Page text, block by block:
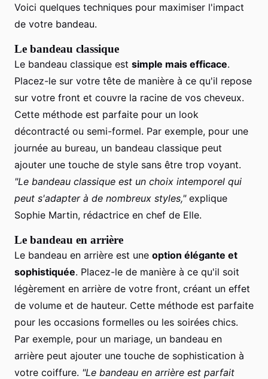
Voici quelques techniques pour maximiser l'impact
de votre bandeau.
Le bandeau classique
Le bandeau classique est simple mais efficace.
Placez-le sur votre tête de manière à ce qu'il repose
sur votre front et couvre la racine de vos cheveux.
Cette méthode est parfaite pour un look
décontracté ou semi-formel. Par exemple, pour une
journée au bureau, un bandeau classique peut
ajouter une touche de style sans être trop voyant.
"Le bandeau classique est un choix intemporel qui
peut s'adapter à de nombreux styles,"explique
Sophie Martin, rédactrice en chef de Elle.
Le bandeau en arrière
Le bandeau en arrière est une option élégante et
sophistiquée. Placez-le de manière à ce qu'il soit
légèrement en arrière de votre front, créant un effet
de volume et de hauteur. Cette méthode est parfaite
pour les occasions formelles ou les soirées chics.
Par exemple, pour un mariage, un bandeau en
arrière peut ajouter une touche de sophistication à
votre coiffure. "Le bandeau en arrière est parfait